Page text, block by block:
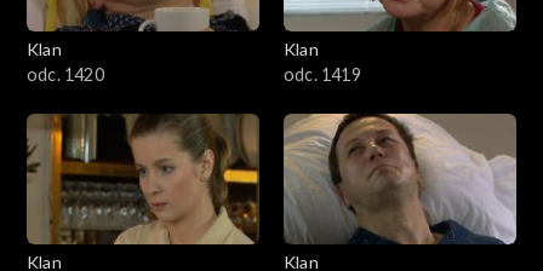
Klan
odc. 1420
Klan
odc. 1419
Klan
Klan